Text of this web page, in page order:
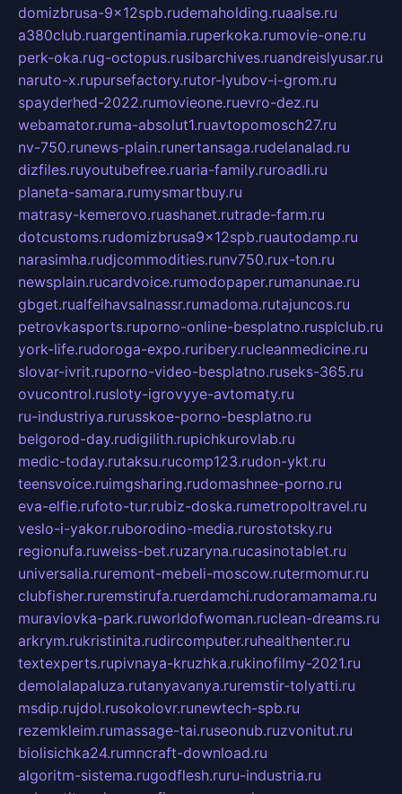
domizbrusa-9x12spb.rudemaholding.ruaalse.ru
a380club.ruargentinamia.ruperkoka.rumovie-one.ru
perk-oka.rug-octopus.rusibarchives.ruandreislyusar.ru
naruto-x.rupursefactory.rutor-lyubov-i-grom.ru
spayderhed-2022.rumovieone.ruevro-dez.ru
webamator.ruma-absolut1.ruavtopomosch27.ru
nv-750.runews-plain.runertansaga.rudelanalad.ru
dizfiles.ruyoutubefree.ruaria-family.ruroadli.ru
planeta-samara.rumysmartbuy.ru
matrasy-kemerovo.ruashanet.rutrade-farm.ru
dotcustoms.rudomizbrusa9x12spb.ruautodamp.ru
narasimha.rudjcommodities.runv750.rux-ton.ru
newsplain.rucardvoice.rumodopaper.rumanunae.ru
gbget.rualfeihavsalnassr.rumadoma.rutajuncos.ru
petrovkasports.ruporno-online-besplatno.rusplclub.ru
york-life.rudoroga-expo.ruribery.rucleanmedicine.ru
slovar-ivrit.ruporno-video-besplatno.ruseks-365.ru
ovucontrol.rusloty-igrovyye-avtomaty.ru
ru-industriya.rurusskoe-porno-besplatno.ru
belgorod-day.rudigilith.rupichkurovlab.ru
medic-today.rutaksu.rucomp123.rudon-ykt.ru
teensvoice.ruimgsharing.rudomashnee-porno.ru
eva-elfie.rufoto-tur.rubiz-doska.rumetropoltravel.ru
veslo-i-yakor.ruborodino-media.rurostotsky.ru
regionufa.ruweiss-bet.ruzaryna.rucasinotablet.ru
universalia.ruremont-mebeli-moscow.rutermomur.ru
clubfisher.ruremstirufa.ruerdamchi.rudoramamama.ru
muraviovka-park.ruworldofwoman.ruclean-dreams.ru
arkrym.rukristinita.rudircomputer.ruhealthenter.ru
textexperts.rupivnaya-kruzhka.rukinofilmy-2021.ru
demolalapaluza.rutanyavanya.ruremstir-tolyatti.ru
msdip.rujdol.rusokolovr.runewtech-spb.ru
rezemkleim.rumassage-tai.ruseonub.ruzvonitut.ru
biolisichka24.rumncraft-download.ru
algoritm-sistema.rugodflesh.ruru-industria.ru